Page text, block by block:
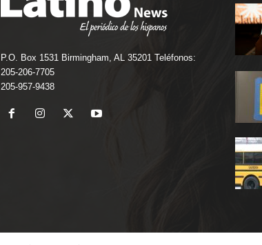
P.O. Box 1531 Birmingham, AL 35201 Teléfonos:
205-206-7705
205-957-9438